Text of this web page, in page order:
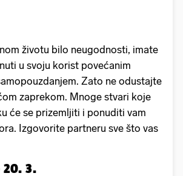
životu bilo neugodnosti, imate
u svoju korist povećanim
Zato ne odustajte
zaprekom. Mnoge stvari koje
će se prizemljiti i ponuditi vam
Izgovorite partneru sve što vas
20. 3.